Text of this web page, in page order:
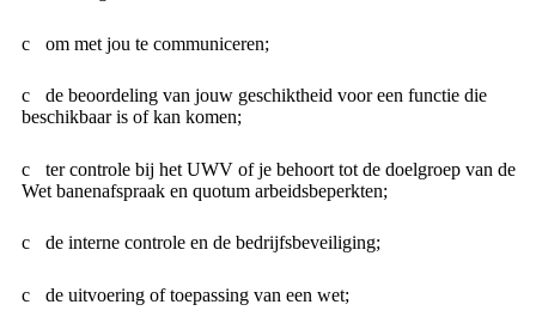
om met jou te communiceren;
de beoordeling van jouw geschiktheid voor een functie die
beschikbaar is of kan komen;
ter controle bij het UWV of je behoort tot de doelgroep van de
Wet banenafspraak en quotum arbeidsbeperkten;
de interne controle en de bedrijfsbeveiliging;
de uitvoering of toepassing van een wet;